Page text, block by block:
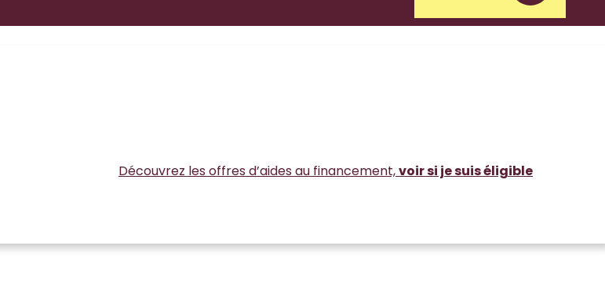
Découvrez les offres d’aides au financement,voir si je suis éligible